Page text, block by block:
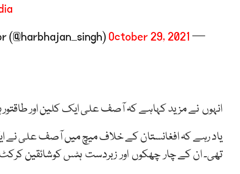
— Harbhajan Turbanator (@harbhajan_singh)
October 29, 2021
انہوں نے مزید کہاہے کہ آصف علی ایک کلین اور طاقتور
یاد رہے کہ افغانستان کے خلاف میچ میں آصف علی نے
تھی۔ ان کے چار چھکوں اور زبردست ہٹس کوشائقین